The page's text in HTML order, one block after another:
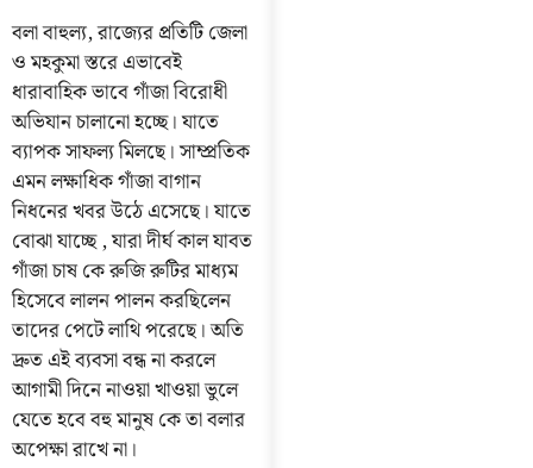
বলা বাহুল্য, রাজ্যের প্রতিটি জেলা
ও মহকুমা স্তরে এভাবেই
ধারাবাহিক ভাবে গাঁজা বিরোধী
অভিযান চালানো হচ্ছে। যাতে
ব্যাপক সাফল্য মিলছে। সাম্প্রতিক
এমন লক্ষাধিক গাঁজা বাগান
নিধনের খবর উঠে এসেছে। যাতে
বোঝা যাচ্ছে , যারা দীর্ঘ কাল যাবত
গাঁজা চাষ কে রুজি রুটির মাধ্যম
হিসেবে লালন পালন করছিলেন
তাদের পেটে লাথি পরেছে। অতি
দ্রুত এই ব্যবসা বন্ধ না করলে
আগামী দিনে নাওয়া খাওয়া ভুলে
যেতে হবে বহু মানুষ কে তা বলার
অপেক্ষা রাখে না।